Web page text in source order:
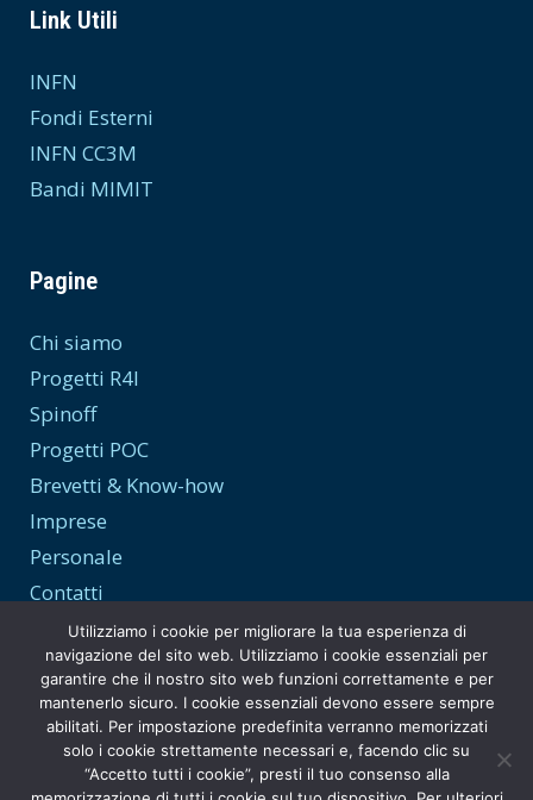
Link Utili
INFN
Fondi Esterni
INFN CC3M
Bandi MIMIT
Pagine
Chi siamo
Progetti R4I
Spinoff
Progetti POC
Brevetti & Know-how
Imprese
Personale
Contatti
Trasparenza e Privacy
Privacy Policy
Amministrazione Trasparente
Utilizziamo i cookie per migliorare la tua esperienza di
navigazione del sito web. Utilizziamo i cookie essenziali per
garantire che il nostro sito web funzioni correttamente e per
mantenerlo sicuro. I cookie essenziali devono essere sempre
abilitati. Per impostazione predefinita verranno memorizzati
solo i cookie strettamente necessari e, facendo clic su
“Accetto tutti i cookie”, presti il tuo consenso alla